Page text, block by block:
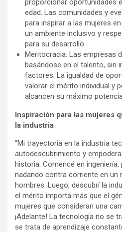
edad. Las comunidades y
para inspirar a las mujeres
un ambiente inclusivo y
para su desarrollo.
Meritocracia: Las empresas
basándose en el talento, sin
factores. La igualdad de
valorar el mérito individual y
alcancen su máximo
Inspiración para las mujeres
la industria
“Mi trayectoria en la industria
autodescubrimiento y
historia: Comencé en
nadando contra corriente en un
hombres. Luego, descubrí la
el mérito importa más que el
mujeres que consideran una
¡Adelante! La tecnología no se
se trata de aprendizaje